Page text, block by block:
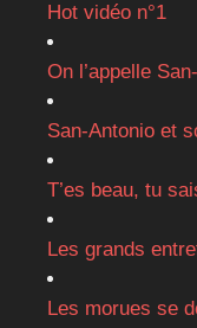
Hot vidéo n°1
On l’appelle
San-Antonio et
T’es beau, tu
Les grands
Les morues se